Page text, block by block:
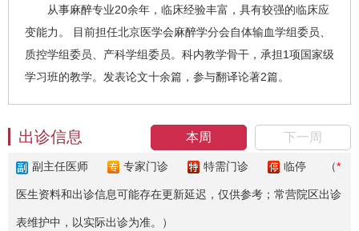
从事麻醉专业20余年，临床经验丰富，具有较强的临床应
变能力。 目前担任北京医学会麻醉学分会自体输血学组委员、
质控学组委员、产科学组委员。科内教学骨干，承担1项国家级
学习班的教学。发表论文十余篇，参与翻译论著2篇。
本周 下一周
出诊信息
副主任医师 专家门诊 特需门诊 临停 （*
医生资料和出诊信息可能存在更新延迟，仅供参考；常营院区出诊
表维护中，以实际出诊为准。）